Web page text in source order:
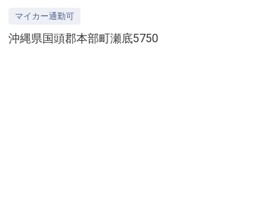
マイカー通勤可
沖縄県国頭郡本部町瀬底5750